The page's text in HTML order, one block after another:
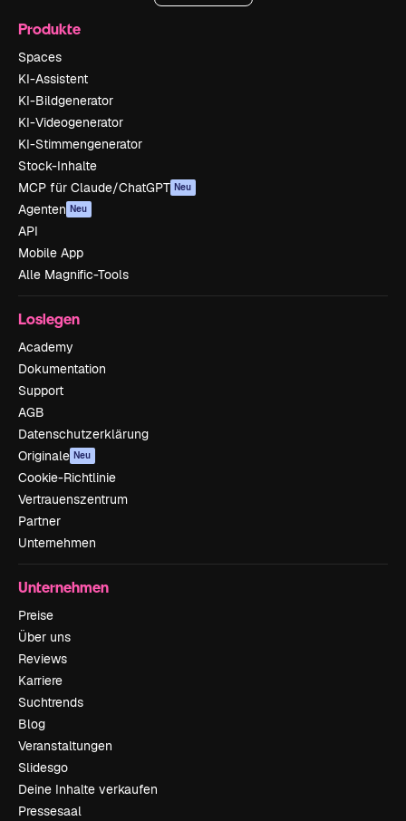
Produkte
Spaces
KI-Assistent
KI-Bildgenerator
KI-Videogenerator
KI-Stimmengenerator
Stock-Inhalte
MCP für Claude/ChatGPT Neu
Agenten Neu
API
Mobile App
Alle Magnific-Tools
Loslegen
Academy
Dokumentation
Support
AGB
Datenschutzerklärung
Originale Neu
Cookie-Richtlinie
Vertrauenszentrum
Partner
Unternehmen
Unternehmen
Preise
Über uns
Reviews
Karriere
Suchtrends
Blog
Veranstaltungen
Slidesgo
Deine Inhalte verkaufen
Pressesaal